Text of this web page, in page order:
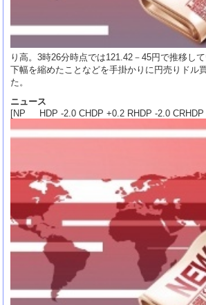
り高。3時26分時点では121.42－45円で推移し
下幅を縮めたことなどを手掛かりに円売りドル
た。
ニュース
[NP HDP -2.0 CHDP +0.2 RHDP -2.0 CRHDP